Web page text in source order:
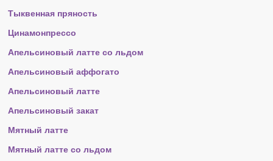
Тыквенная пряность
Цинамонпрессо
Апельсиновый латте со льдом
Апельсиновый аффогато
Апельсиновый латте
Апельсиновый закат
Мятный латте
Мятный латте со льдом